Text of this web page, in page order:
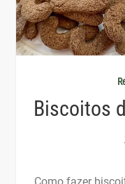
Biscoitos